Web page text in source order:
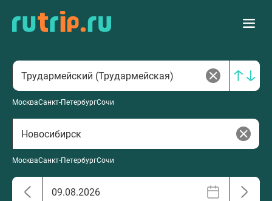
МоскваСанкт-ПетербургСочи
МоскваСанкт-ПетербургСочи